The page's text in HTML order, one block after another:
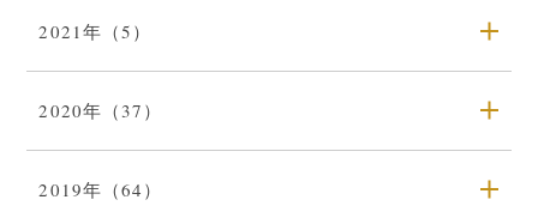
2021年（5）
2020年（37）
2019年（64）